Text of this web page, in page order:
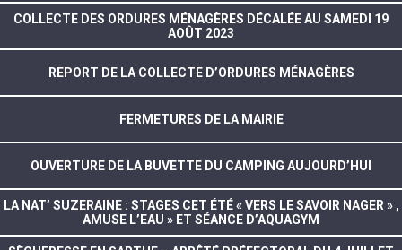
COLLECTE DES ORDURES MÉNAGÈRES DÉCALÉE AU SAMEDI 19
AOÛT 2023
REPORT DE LA COLLECTE D’ORDURES MÉNAGÈRES
FERMETURES DE LA MAIRIE
OUVERTURE DE LA BUVETTE DU CAMPING AUJOURD’HUI
LA NAT’ SUZERAINE : STAGES CET ÉTÉ « VERS LE SAVOIR NAGER » ,
AMUSE L’EAU » ET SÉANCE D’AQUAGYM